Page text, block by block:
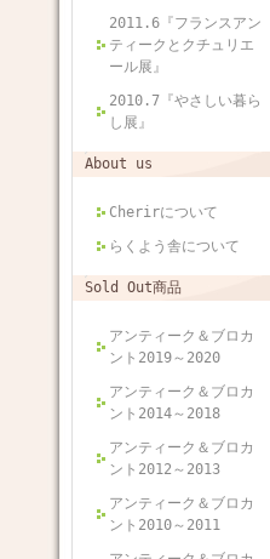
2011.6『フランスアン
ティークとクチュリエ
ール展』
2010.7『やさしい暮ら
し展』
About us
Cherirについて
らくよう舎について
Sold Out商品
アンティーク＆ブロカ
ント2019～2020
アンティーク＆ブロカ
ント2014～2018
アンティーク＆ブロカ
ント2012～2013
アンティーク＆ブロカ
ント2010～2011